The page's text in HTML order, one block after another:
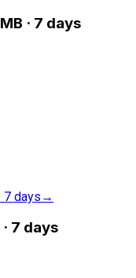
· 7 days
7 days →
· 7 days